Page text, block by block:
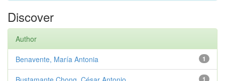
Discover
Author
1
Benavente, María Antonia
1